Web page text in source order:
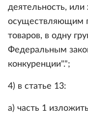
деятельность,
осуществляющим
товаров, в одну
Федеральным
конкуренции".";
4) в статье 13:
а) часть 1